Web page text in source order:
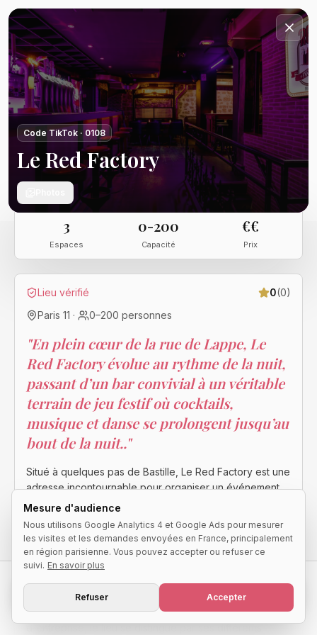
Code TikTok · 0108
Le Red Factory
3
Espaces
0-200
Capacité
€€
Prix
Lieu vérifié 0(0)
Paris 11 · 0–200 personnes
"En plein cœur de la rue de Lappe, Le
Red Factory évolue au rythme de la nuit,
passant d’un bar convivial à un véritable
terrain de jeu festif où cocktails,
musique et danse se prolongent jusqu’au
bout de la nuit.."
Situé à quelques pas de Bastille, Le Red Factory est une
adresse incontournable pour organiser un événement
dans une ambiance décontractée et résolument festive.
charme brut, mêlant murs en pierre, boiseries
apparentes et tonneaux détournés en tables, créant
une atmosphère chaleureuse et authentique.
Pensé pour accueillir aussi bien des anniversaires,
afterworks, soirées étudiantes que des événements
Demander une disponibilité
Mesure d'audience
Nous utilisons Google Analytics 4 et Google Ads pour mesurer
les visites et les demandes envoyées en France, principalement
en région parisienne. Vous pouvez accepter ou refuser ce
suivi. En savoir plus
Refuser Accepter